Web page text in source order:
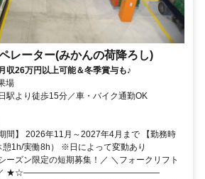
レーター(みかんの荷降ろし)
収26万円以上可能＆冬季賞与も♪
場
駅より徒歩15分／車・バイク通勤OK
間】 2026年11月～2027年4月まで 【勤務時
憩1h/実働8h） ※日によって変動あり
ーズン限定の短期募集！／ ＼フォークリフト
！／ ★☆――――――――――――――――